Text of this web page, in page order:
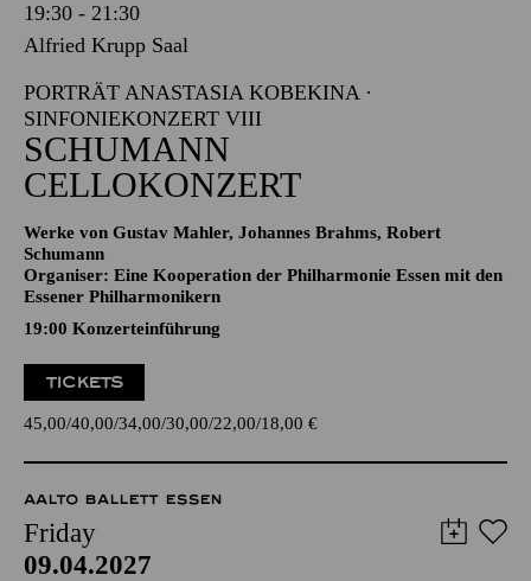
19:30 - 21:30
Alfried Krupp Saal
PORTRÄT ANASTASIA KOBEKINA ·
SINFONIEKONZERT VIII
SCHUMANN
CELLOKONZERT
Werke von Gustav Mahler, Johannes Brahms, Robert
Schumann
Organiser: Eine Kooperation der Philharmonie Essen mit den
Essener Philharmonikern
19:00 Konzerteinführung
TICKETS
45,00 40,00 34,00 30,00 22,00 18,00 €
AALTO BALLETT ESSEN
Friday
09.04.2027